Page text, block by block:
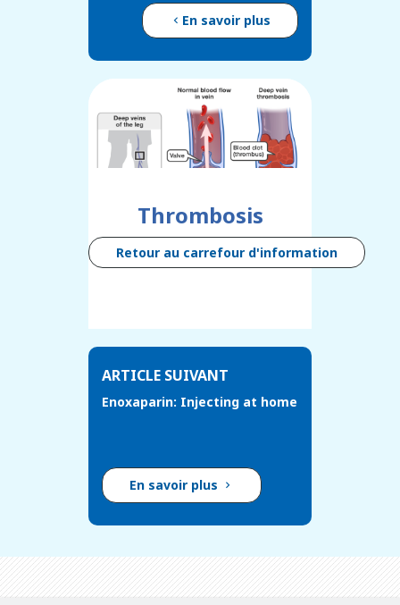
En savoir plus
Thrombosis
Retour au carrefour d'information
ARTICLE SUIVANT
Enoxaparin: Injecting at home
En savoir plus